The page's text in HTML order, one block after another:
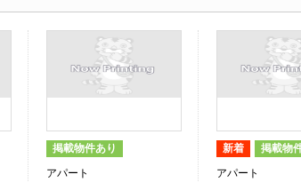
掲載物件あり
アパート
新着 掲載物
アパート